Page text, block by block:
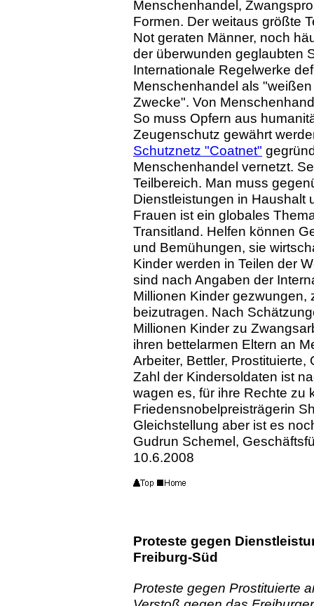
Menschenhandel,
Formen. Der weitaus größte
Not geraten Männer, noch
der überwunden geglaubten
Internationale Regelwerke
Menschenhandel als
Zwecke". Von
So muss Opfern aus
Zeugenschutz gewährt
Schutznetz "Coatnet"
Menschenhandel vernetzt.
Teilbereich. Man muss
Dienstleistungen in Haushalt
Frauen ist ein globales
Transitland. Helfen können
und Bemühungen, sie
Kinder werden in Teilen der
sind nach Angaben der
Millionen Kinder gezwungen,
beizutragen. Nach
Millionen Kinder zu
ihren bettelarmen Eltern an
Arbeiter, Bettler,
Zahl der Kindersoldaten ist
wagen es, für ihre Rechte zu
Friedensnobelpreisträgerin
Gleichstellung aber ist es
Gudrun Schemel,
10.6.2008
Proteste gegen
Freiburg-Süd
Proteste gegen Prostituierte